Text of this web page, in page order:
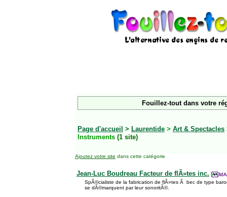
Fouillez-tout dans votre
Page d'accueil > Laurentide > Art & Spectacles
Instruments (1 site)
Ajoutez votre site dans cette catégorie
Jean-Luc Boudreau Facteur de flÃ»tes inc.
SpÃ©cialiste de la fabrication de flÃ»tes Ã bec de type
se dÃ©marquent par leur sonoritÃ©.